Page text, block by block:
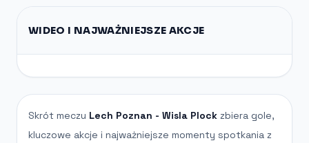
WIDEO I NAJWAŻNIEJSZE AKCJE
Skrót meczu Lech Poznan - Wisla Plock zbiera gole,
kluczowe akcje i najważniejsze momenty spotkania z